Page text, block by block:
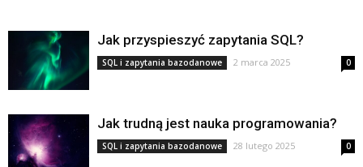
Jak przyspieszyć zapytania SQL?
SQL i zapytania bazodanowe 2 marca 2025 0
Jak trudną jest nauka programowania?
SQL i zapytania bazodanowe 28 lutego 2025 0